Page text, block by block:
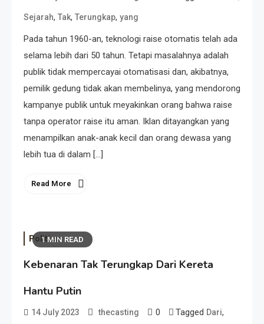
Sejarah, Tak, Terungkap, yang
Pada tahun 1960-an, teknologi raise otomatis telah ada
selama lebih dari 50 tahun. Tetapi masalahnya adalah
publik tidak mempercayai otomatisasi dan, akibatnya,
pemilik gedung tidak akan membelinya, yang mendorong
kampanye publik untuk meyakinkan orang bahwa raise
tanpa operator raise itu aman. Iklan ditayangkan yang
menampilkan anak-anak kecil dan orang dewasa yang
lebih tua di dalam […]
Read More
1 MIN READ
Politics
Kebenaran Tak Terungkap Dari Kereta
Hantu Putin
14 July 2023 thecasting 0 Tagged Dari,